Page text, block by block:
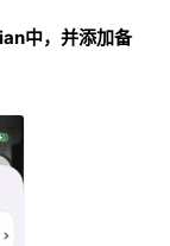
中，并添加备